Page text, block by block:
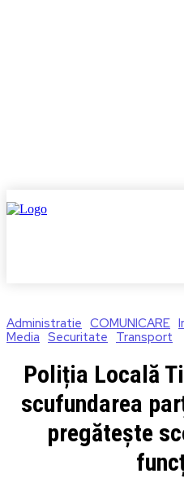
Administratie COMUNICARE
Media Securitate Transport
Poliția Locală
scufundarea
pregătește